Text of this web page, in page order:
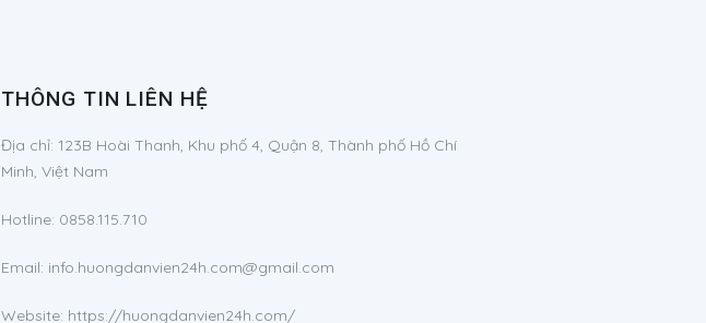
THÔNG TIN LIÊN HỆ
Địa chỉ: 123B Hoài Thanh, Khu phố 4, Quận 8, Thành phố Hồ Chí
Minh, Việt Nam
Hotline: 0858.115.710
Email: info.huongdanvien24h.com@gmail.com
Website: https://huongdanvien24h.com/